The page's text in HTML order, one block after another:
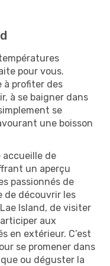
pour vous.
à profiter des
à se baigner dans
se
une boisson
accueille de
un aperçu
passionnés de
de découvrir les
Island, de visiter
aux
en extérieur. C’est
se promener dans
ou déguster la